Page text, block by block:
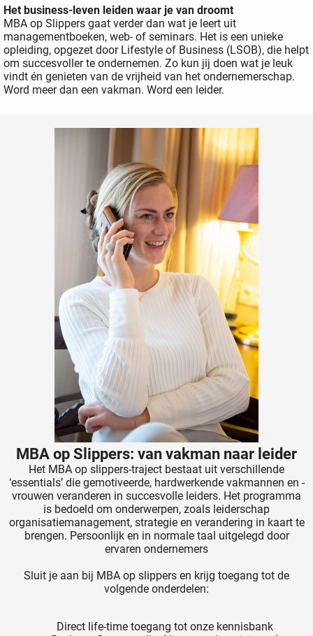
Het business-leven leiden waar je van droomt
MBA op Slippers gaat verder dan wat je leert uit
managementboeken, web- of seminars. Het is een unieke
opleiding, opgezet door Lifestyle of Business (LSOB), die helpt
om succesvoller te ondernemen. Zo kun jij doen wat je leuk
vindt én genieten van de vrijheid van het ondernemerschap.
Word meer dan een vakman. Word een leider.
MBA op Slippers: van vakman naar leider
Het MBA op slippers-traject bestaat uit verschillende
‘essentials’ die gemotiveerde, hardwerkende vakmannen en -
vrouwen veranderen in succesvolle leiders. Het programma
is bedoeld om onderwerpen, zoals leiderschap
organisatiemanagement, strategie en verandering in kaart te
brengen. Persoonlijk en in normale taal uitgelegd door
ervaren ondernemers
Sluit je aan bij MBA op slippers en krijg toegang tot de
volgende onderdelen:
Direct life-time toegang tot onze kennisbank
Hierdoor
website-